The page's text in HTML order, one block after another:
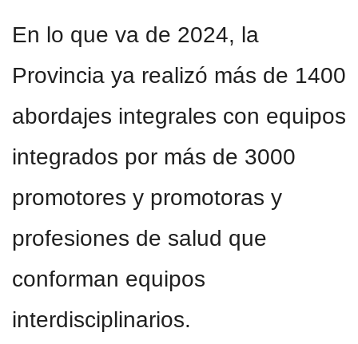
En lo que va de 2024, la
Provincia ya realizó más de 1400
abordajes integrales con equipos
integrados por más de 3000
promotores y promotoras y
profesiones de salud que
conforman equipos
interdisciplinarios.